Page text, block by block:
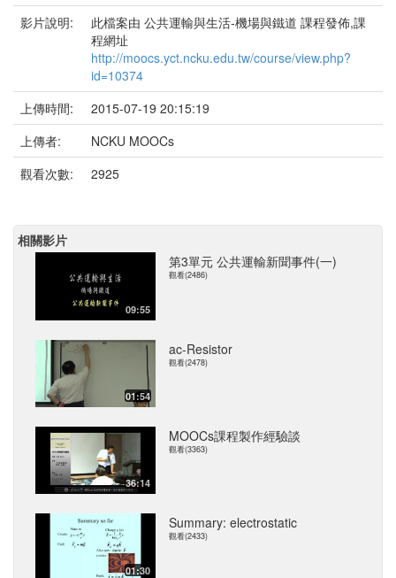
影片說明:
此檔案由 公共運輸與生活-機場與鐵道 課程發佈,課
程網址
http://moocs.yct.ncku.edu.tw/course/view.php?
id=10374
上傳時間:
2015-07-19 20:15:19
上傳者:
NCKU MOOCs
觀看次數:
2925
相關影片
09:55
第3單元 公共運輸新聞事件(一)
觀看(2486)
01:54
ac-Resistor
觀看(2478)
36:14
MOOCs課程製作經驗談
觀看(3363)
01:30
Summary: electrostatic
觀看(2433)